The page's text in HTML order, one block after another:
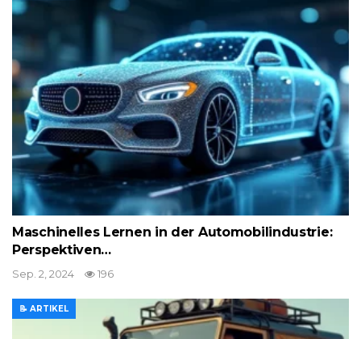
Maschinelles Lernen in der Automobilindustrie:
Perspektiven…
Sep. 2, 2024 196
📝 ARTIKEL